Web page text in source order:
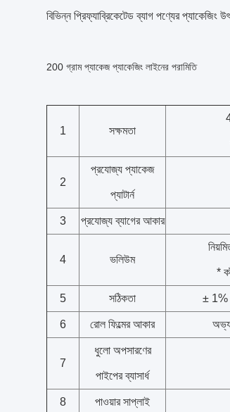
বিভিন্ন প্রিফ্যাব্রিকেটেড ব্যাগ পণ্যের
200 গ্রাম প্যাকেজ প্যাকেজিং লাইনের পরামিতি
1 সক্ষমতা
2
প্রযোজ্য প্যাকেজ
প্যাটার্ন
3 প্রযোজ্য ব্যাগের আকার
4 ভলিউম
*
5 সঠিকতা ± 1% *
6 রোল ফিল্মের আকার
7
ধুলো অপসারণের
পাইপের ব্যাসার্ধ
8 পাওয়ার সাপ্লাই